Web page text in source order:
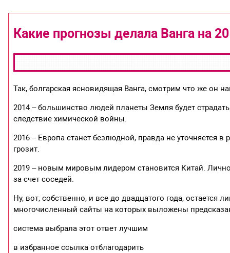
Какие прогнозы делала Ванга на
Так, болгарская ясновидящая Ванга, смотрим что же он
2014 – большинство людей планеты Земля будет
следствие химической войны.
2016 – Европа станет безлюдной, правда не уточняется в
грозит.
2019 – новым мировым лидером становится Китай.
за счет соседей.
Ну, вот, собственно, и все до двадцатого года, остается
многочисленный сайты на которых выложены
система выбрала этот ответ лучшим
в избранное ссылка отблагодарить